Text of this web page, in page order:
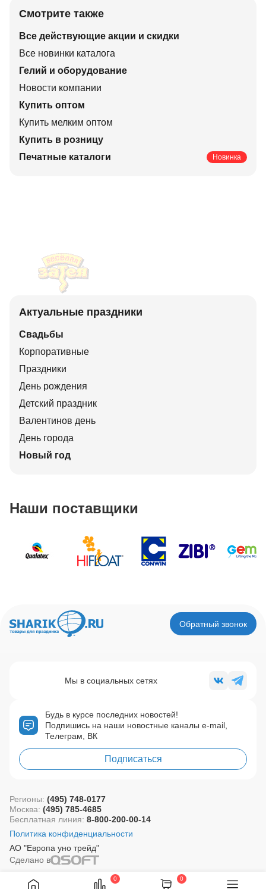
0 0
Смотрите также
Все действующие акции и скидки
Все новинки каталога
Гелий и оборудование
Новости компании
Купить оптом
Купить мелким оптом
Купить в розницу
Печатные каталоги
Новинка
Актуальные праздники
Свадьбы
Корпоративные
Праздники
День рождения
Детский праздник
Валентинов день
День города
Новый год
Наши поставщики
Обратный звонок
Будь в курсе последних новостей!
Подпишись на наши новостные каналы e-mail,
Телеграм, ВК
Подписаться
Мы в социальных сетях
АО "Европа уно трейд"
Регионы: (495) 748-0177
Москва: (495) 785-4685
Бесплатная линия: 8-800-200-00-14
Политика конфиденциальности
Сделано в